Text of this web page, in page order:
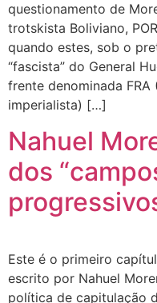
questionamento de
trotskista Boliviano,
quando estes, sob o
“fascista” do General
frente denominada
imperialista) […]
Nahuel
dos
Este é o primeiro
escrito por Nahuel
política de capitulação